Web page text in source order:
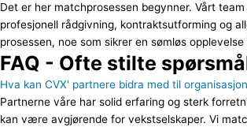
Det er her matchprosessen begynner. Vårt
profesjonell rådgivning, kontraktsutforming og
prosessen, noe som sikrer en sømløs
FAQ - Ofte stilte
Hva kan CVX' partnere bidra med til
Partnerne våre har solid erfaring og sterk
kan være avgjørende for vekstselskaper. Vi